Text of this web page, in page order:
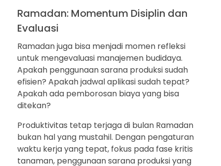
Ramadan: Momentum Disiplin dan
Evaluasi
Ramadan juga bisa menjadi momen refleksi
untuk mengevaluasi manajemen budidaya.
Apakah penggunaan sarana produksi sudah
efisien? Apakah jadwal aplikasi sudah tepat?
Apakah ada pemborosan biaya yang bisa
ditekan?
Produktivitas tetap terjaga di bulan Ramadan
bukan hal yang mustahil. Dengan pengaturan
waktu kerja yang tepat, fokus pada fase kritis
tanaman, penggunaan sarana produksi yang